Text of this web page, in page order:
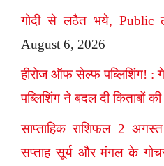
गोदी से लठैत भये, Public
August 6, 2026
हीरोज ऑफ सेल्फ पब्लिशिंग! :
पब्लिशिंग ने बदल दी किताबों की
साप्ताहिक राशिफल 2
सप्ताह सूर्य और मंगल के